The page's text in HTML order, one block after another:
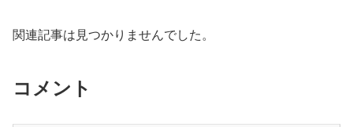
関連記事は見つかりませんでした。
コメント